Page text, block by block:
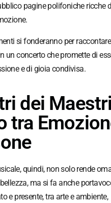
pagine polifoniche ricche
si fonderanno per
un concerto che promette di
e di gioia condivisa.
dei
tra
quindi, non solo rende
ma si fa anche
e presente, tra arte e ambiente,